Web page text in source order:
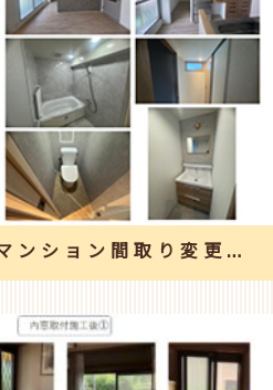
【富田林市】マンション間取り変更あり全面改修工事